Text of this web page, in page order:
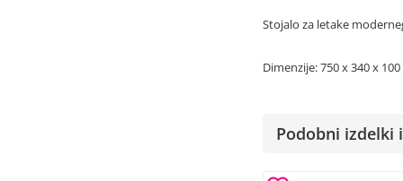
Stojalo za letake
Dimenzije: 750 x 340 x
Podobni izdelki